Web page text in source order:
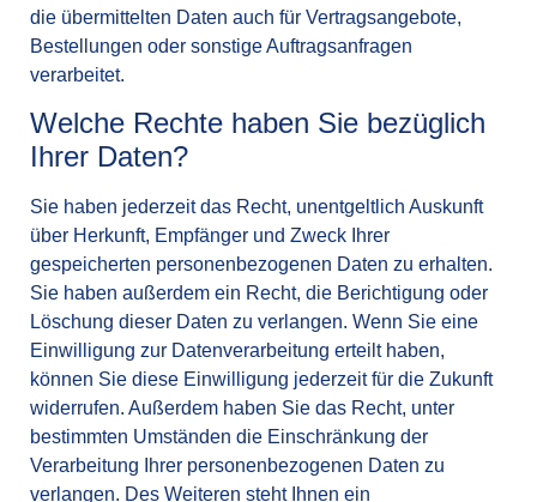
die übermittelten Daten auch für Vertragsangebote,
Bestellungen oder sonstige Auftragsanfragen
verarbeitet.
Welche Rechte haben Sie bezüglich
Ihrer Daten?
Sie haben jederzeit das Recht, unentgeltlich Auskunft
über Herkunft, Empfänger und Zweck Ihrer
gespeicherten personenbezogenen Daten zu erhalten.
Sie haben außerdem ein Recht, die Berichtigung oder
Löschung dieser Daten zu verlangen. Wenn Sie eine
Einwilligung zur Datenverarbeitung erteilt haben,
können Sie diese Einwilligung jederzeit für die Zukunft
widerrufen. Außerdem haben Sie das Recht, unter
bestimmten Umständen die Einschränkung der
Verarbeitung Ihrer personenbezogenen Daten zu
verlangen. Des Weiteren steht Ihnen ein